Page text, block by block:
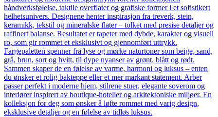
håndverksfølelse, taktile overflater og grafiske former i et sofistikert
helhetsunivers. Designene henter inspirasjon fra treverk, stein,
keramikk, tekstil og mineralske flater – tolket med presise detaljer og
raffinert balanse. Resultatet er tapeter med dybde, karakter og visuell
ro, som gir rommet et eksklusivt og gjennomført uttrykk.
Fargepaletten spenner fra lyse og mørke naturtoner som beige, sand,
grå, brun, sort og hvitt, til dype nyanser av grønt, blått og rødt.
Sammen skaper de en følelse av varme, harmoni og luksus – enten
du ønsker et rolig bakteppe eller et mer markant statement. Arber
passer perfekt i moderne hjem, stilrene stuer, elegante soverom og
interiører inspirert av boutique-hoteller og arkitektoniske miljøer. En
kolleksjon for deg som ønsker å løfte rommet med varig design,
eksklusive detaljer og en følelse av tidløs luksus.